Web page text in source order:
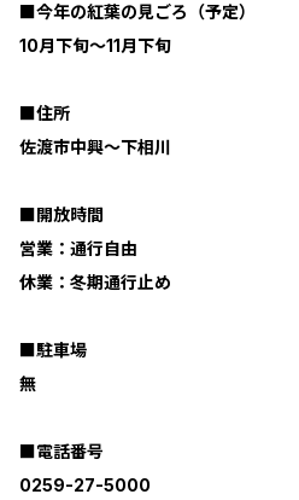
■今年の紅葉の見ごろ（予定）
10月下旬～11月下旬
■住所
佐渡市中興～下相川
■開放時間
営業：通行自由
休業：冬期通行止め
■駐車場
無
■電話番号
0259-27-5000